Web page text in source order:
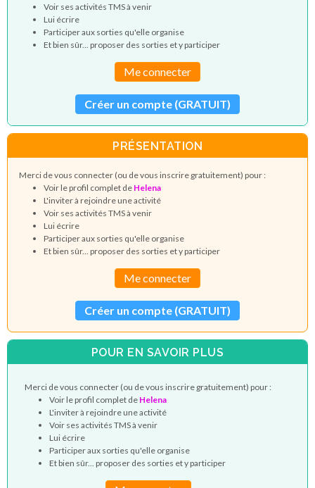
Voir ses activités TMS à venir
Lui écrire
Participer aux sorties qu'elle organise
Et bien sûr... proposer des sorties et y participer
Me connecter
Créer un compte (GRATUIT)
PRÉSENTATION
Merci de vous connecter (ou de vous inscrire gratuitement) pour :
Voir le profil complet de Helena
L'inviter à rejoindre une activité
Voir ses activités TMS à venir
Lui écrire
Participer aux sorties qu'elle organise
Et bien sûr... proposer des sorties et y participer
Me connecter
Créer un compte (GRATUIT)
POUR EN SAVOIR PLUS
Merci de vous connecter (ou de vous inscrire gratuitement) pour :
Voir le profil complet de Helena
L'inviter à rejoindre une activité
Voir ses activités TMS à venir
Lui écrire
Participer aux sorties qu'elle organise
Et bien sûr... proposer des sorties et y participer